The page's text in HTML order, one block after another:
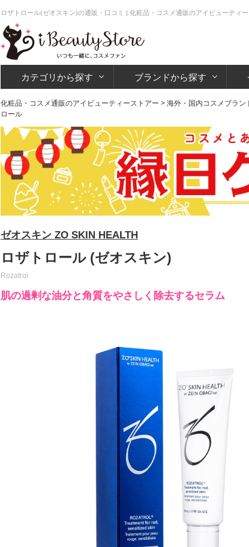
ロザトロール(ゼオスキン)の通販・口コミ | 化粧品・コスメ通販のアイビューティ
カテゴリから探す ブランドから探す
化粧品・コスメ通販のアイビューティーストアー > 海外・国内コスメブラン
ロール
ゼオスキン ZO SKIN HEALTH
ロザトロール (ゼオスキン)
Rozatrol
肌の過剰な油分と角質をやさしく除去するセラム